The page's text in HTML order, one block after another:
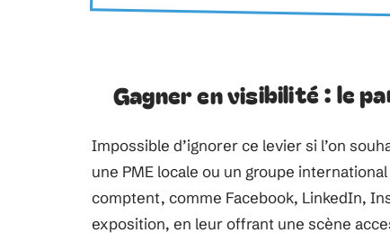
Gagner en visibilité : le
Impossible d’ignorer ce levier si l’on
une PME locale ou un groupe
comptent, comme Facebook, LinkedIn,
exposition, en leur offrant une scène